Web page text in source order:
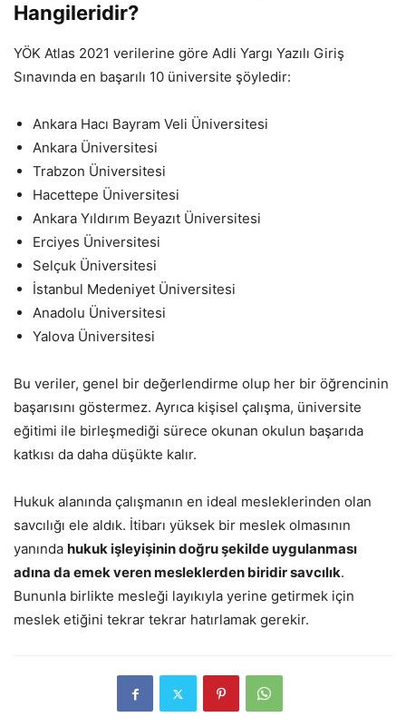
Hangileridir?
YÖK Atlas 2021 verilerine göre Adli Yargı Yazılı Giriş
Sınavında en başarılı 10 üniversite şöyledir:
Ankara Hacı Bayram Veli Üniversitesi
Ankara Üniversitesi
Trabzon Üniversitesi
Hacettepe Üniversitesi
Ankara Yıldırım Beyazıt Üniversitesi
Erciyes Üniversitesi
Selçuk Üniversitesi
İstanbul Medeniyet Üniversitesi
Anadolu Üniversitesi
Yalova Üniversitesi
Bu veriler, genel bir değerlendirme olup her bir öğrencinin
başarısını göstermez. Ayrıca kişisel çalışma, üniversite
eğitimi ile birleşmediği sürece okunan okulun başarıda
katkısı da daha düşükte kalır.
Hukuk alanında çalışmanın en ideal mesleklerinden olan
savcılığı ele aldık. İtibarı yüksek bir meslek olmasının
yanında hukuk işleyişinin doğru şekilde uygulanması
adına da emek veren mesleklerden biridir savcılık.
Bununla birlikte mesleği layıkıyla yerine getirmek için
meslek etiğini tekrar tekrar hatırlamak gerekir.